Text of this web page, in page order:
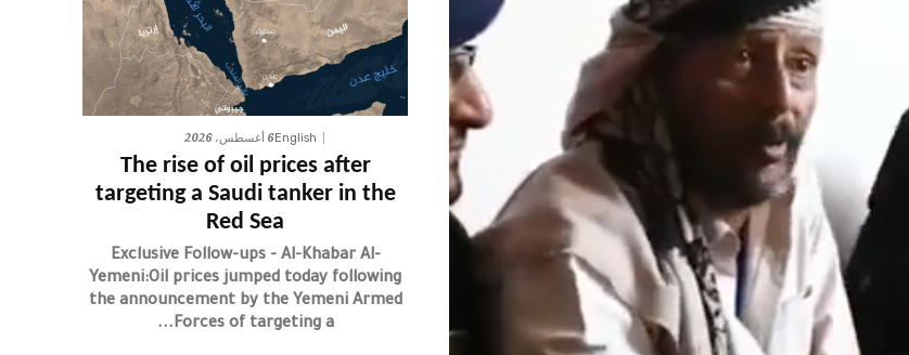
English6 أغسطس، 2026
The rise of oil prices after
targeting a Saudi tanker in the
Red Sea
Exclusive Follow-ups - Al-Khabar Al-
Yemeni:Oil prices jumped today following
the announcement by the Yemeni Armed
Forces of targeting a...